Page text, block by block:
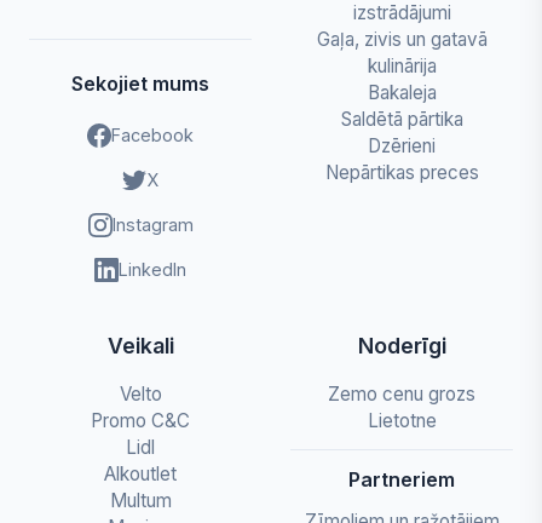
Sekojiet mums
Facebook
X
Instagram
LinkedIn
izstrādājumi
Gaļa, zivis un gatavā
kulinārija
Bakaleja
Saldētā pārtika
Dzērieni
Nepārtikas preces
Veikali
Velto
Promo C&C
Lidl
Alkoutlet
Multum
Noderīgi
Zemo cenu grozs
Lietotne
Partneriem